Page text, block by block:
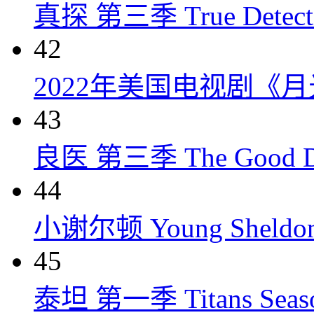
真探 第三季 True
42
2022年美国电视剧《
43
良医 第三季 The Good
44
小谢尔顿 Young
45
泰坦 第一季 Titans